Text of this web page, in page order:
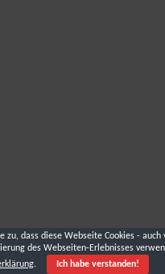
dass diese Webseite Cookies - auch
des Webseiten-Erlebnisses
. Ich habe verstanden!